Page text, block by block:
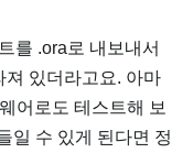
를 .ora로 내보내서
져 있더라고요. 아마
어로도 테스트해 보
일 수 있게 된다면 정